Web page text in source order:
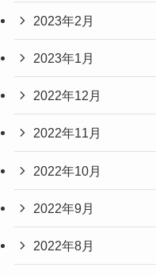
2023年2月
2023年1月
2022年12月
2022年11月
2022年10月
2022年9月
2022年8月